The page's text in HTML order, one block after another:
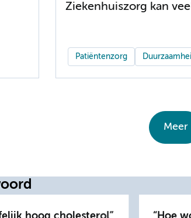
Ziekenhuiszorg kan
Patiëntenzorg
Meer